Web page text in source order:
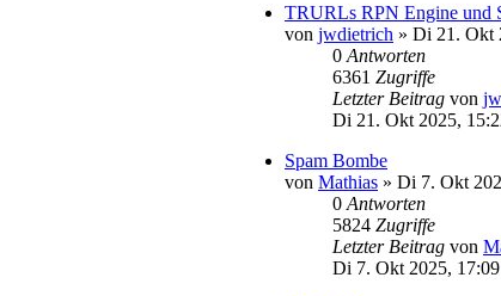
TRURLs RPN Engine und
von jwdietrich » Di 21. Okt
0 Antworten
6361 Zugriffe
Letzter Beitrag von
Di 21. Okt 2025,
Spam Bombe
von Mathias » Di 7. Okt
0 Antworten
5824 Zugriffe
Letzter Beitrag von
Di 7. Okt 2025, 17:09